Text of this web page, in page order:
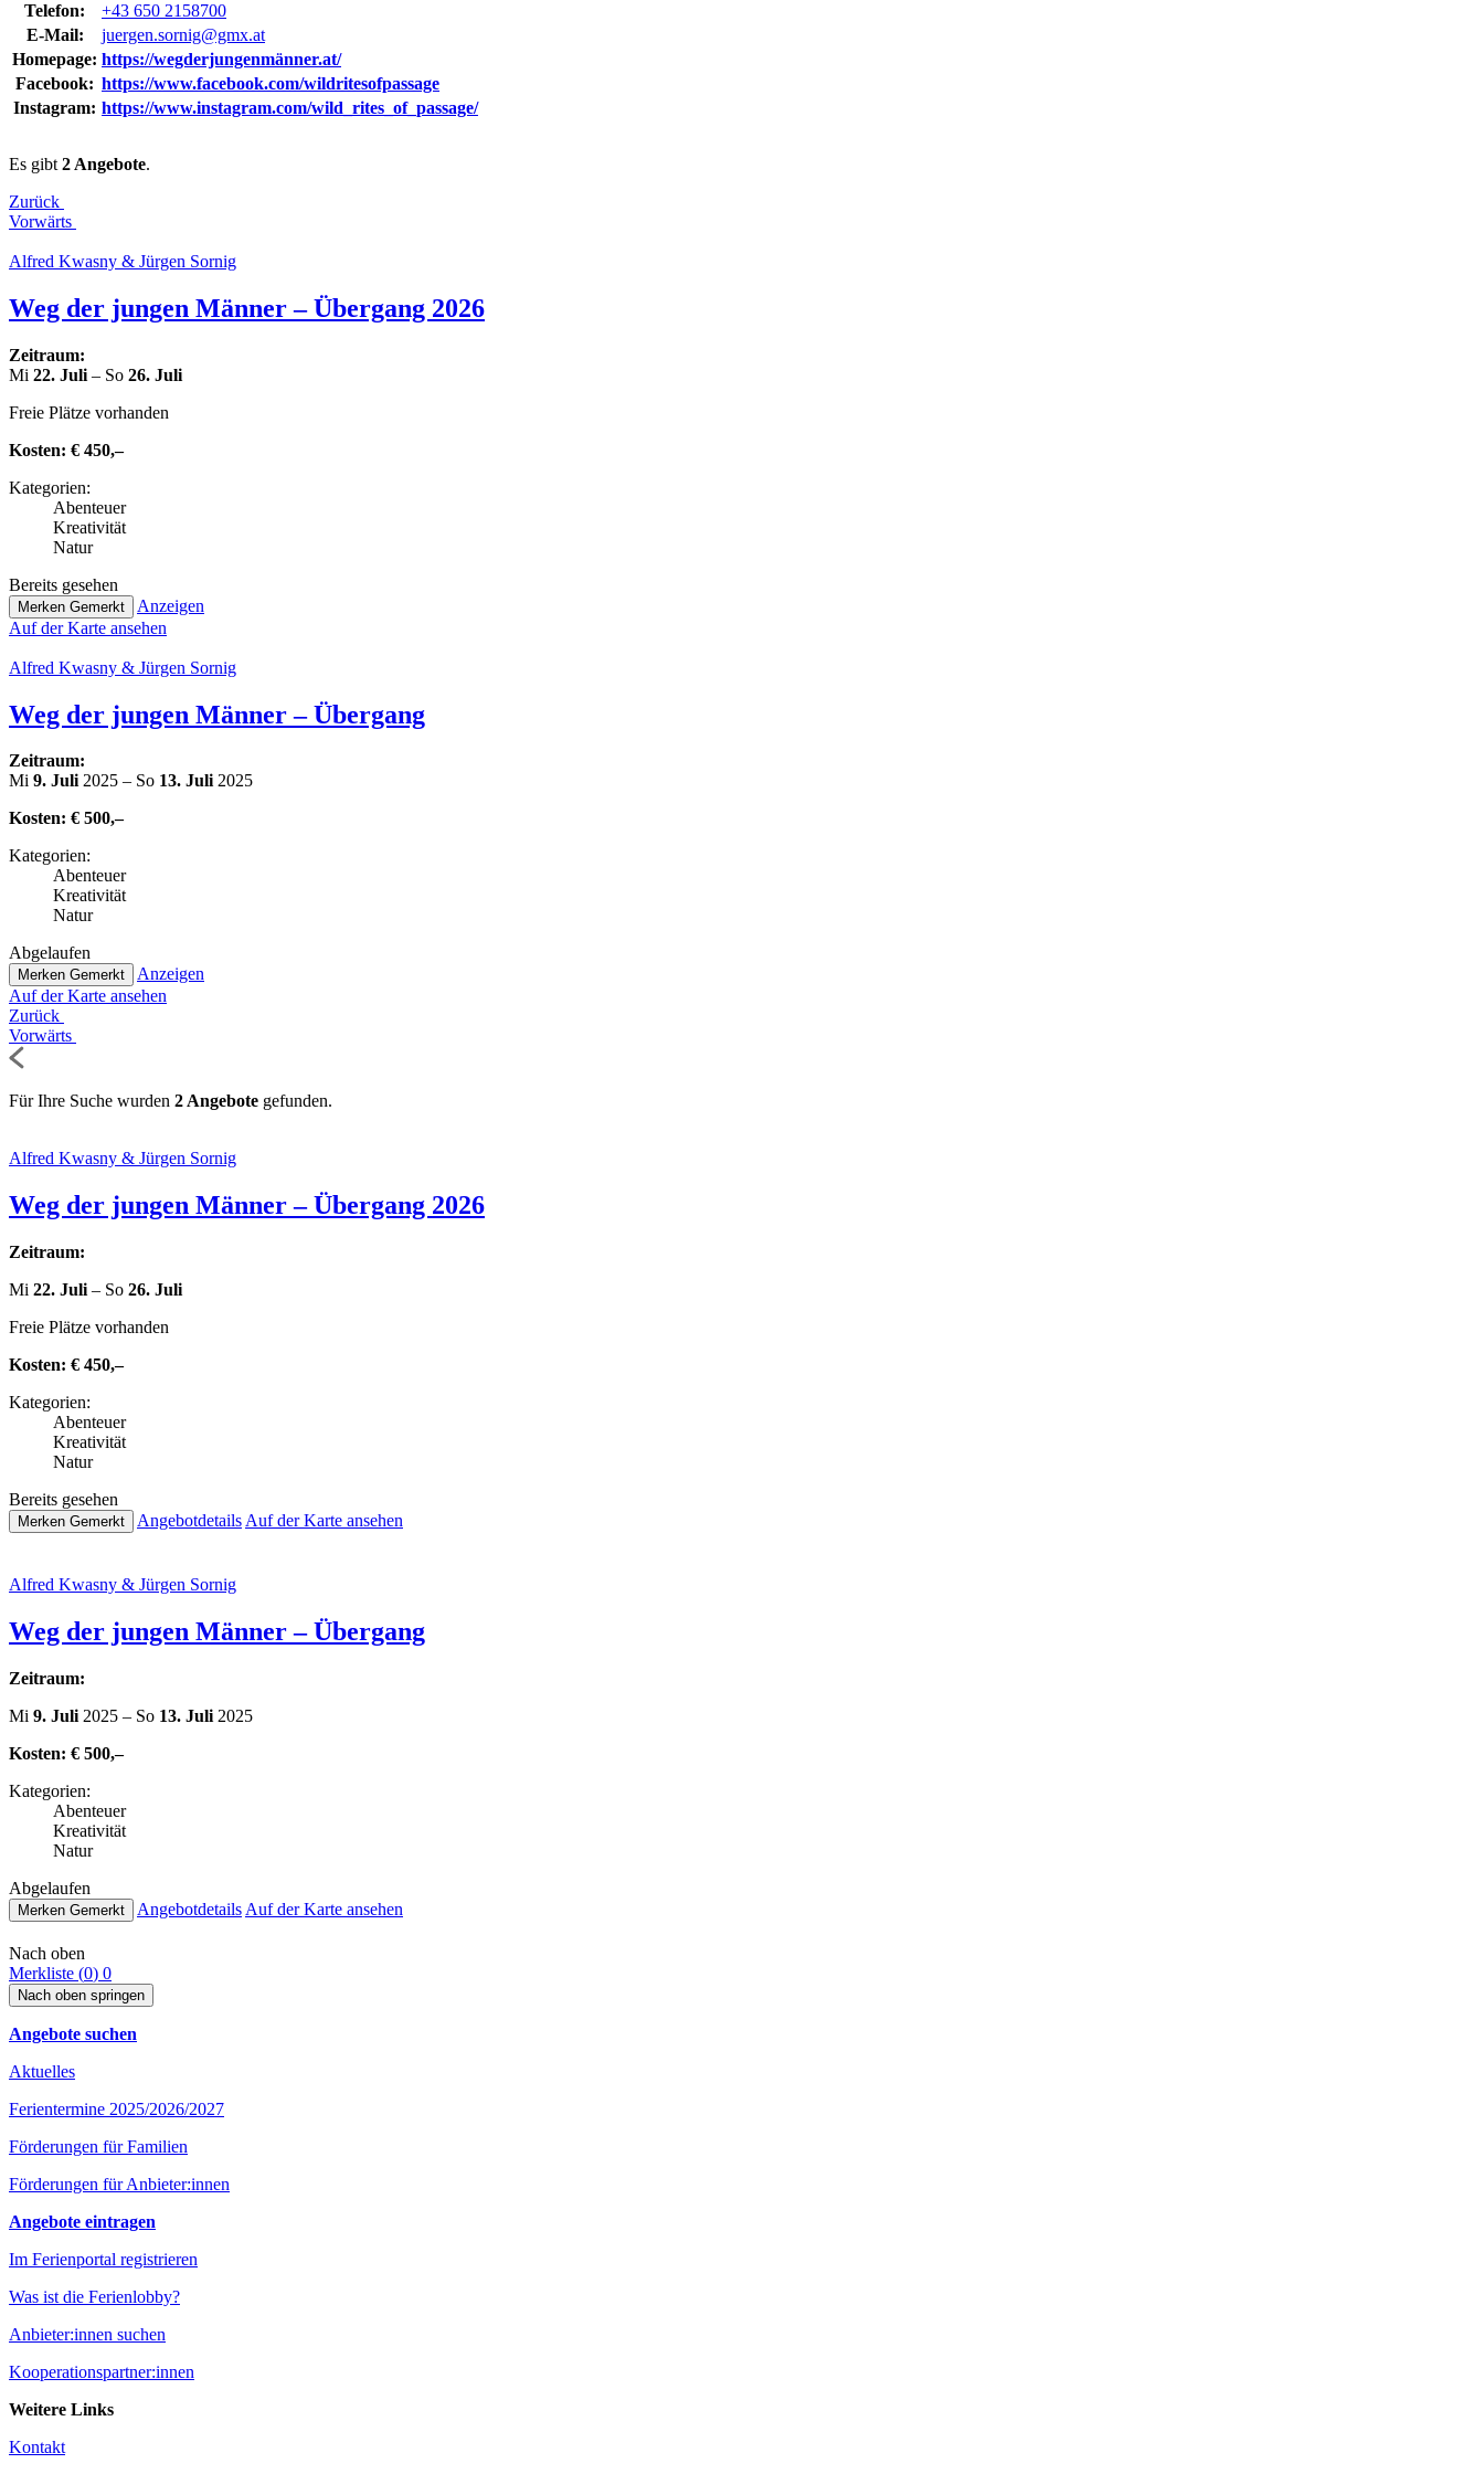
Telefon:
+43 650 2158700
E‑Mail:
juergen.sornig@gmx.at
Homepage: https://wegderjungenmänner.at/
Facebook: https://www.facebook.com/wildritesofpassage
Instagram: https://www.instagram.com/wild_rites_of_passage/
Es gibt 2 Angebote.
Zurück
Vorwärts
Alfred Kwasny & Jürgen Sornig
Weg der jungen Männer – Übergang 2026
Zeitraum:
Mi 22. Juli – So 26. Juli
Freie Plätze vorhanden
Kosten: € 450,–
Kate­go­rien:
Abenteuer
Krea­ti­vi­tät
Natur
Bereits gesehen
Merken Gemerkt
Anzeigen
Auf der Karte ansehen
Alfred Kwasny & Jürgen Sornig
Weg der jungen Männer – Übergang
Zeitraum:
Mi 9. Juli2025 – So 13. Juli2025
Kosten: € 500,–
Kate­go­rien:
Abenteuer
Krea­ti­vi­tät
Natur
Abge­lau­fen
Merken Gemerkt
Anzeigen
Auf der Karte ansehen
Zurück
Vorwärts
Für Ihre Suche wurden 2 Angebote gefunden.
Alfred Kwasny & Jürgen Sornig
Weg der jungen Männer – Übergang 2026
Zeitraum:
Mi 22. Juli – So 26. Juli
Freie Plätze vorhanden
Kosten: € 450,–
Kate­go­rien:
Abenteuer
Krea­ti­vi­tät
Natur
Bereits gesehen
Merken Gemerkt Ange­botde­tails Auf der Karte ansehen
Alfred Kwasny & Jürgen Sornig
Weg der jungen Männer – Übergang
Zeitraum:
Mi 9. Juli 2025 – So 13. Juli 2025
Kosten: € 500,–
Kate­go­rien:
Abenteuer
Krea­ti­vi­tät
Natur
Abge­lau­fen
Merken Gemerkt Ange­botde­tails Auf der Karte ansehen
Nach oben
Merkliste (0) 0
Nach oben springen
Angebote suchen
Aktuelles
Ferientermine 2025/2026/2027
Förderungen für Familien
Förderungen für Anbieter:innen
Angebote eintragen
Im Ferienportal registrieren
Was ist die Ferienlobby?
Anbieter:innen suchen
Kooperationspartner:innen
Weitere Links
Kontakt